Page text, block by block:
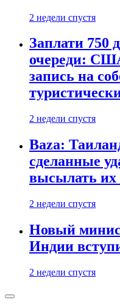
2 недели спустя
Заплати 750
очереди:
запись на
2 недели спустя
Baza:
сделанные
высылать их
2 недели спустя
Новый
Индии
2 недели спустя